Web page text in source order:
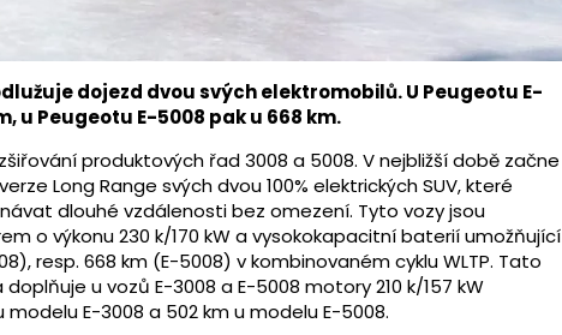
dojezd dvou svých elektromobilů. U Peugeotu E-
u Peugeotu E-5008 pak u 668 km.
produktových řad 3008 a 5008. V nejbližší době začne
Long Range svých dvou 100% elektrických SUV, které
dlouhé vzdálenosti bez omezení. Tyto vozy jsou
o výkonu 230 k/170 kW a vysokokapacitní baterií umožňující
resp. 668 km (E-5008) v kombinovaném cyklu WLTP. Tato
u vozů E-3008 a E-5008 motory 210 k/157 kW
E-3008 a 502 km u modelu E-5008.